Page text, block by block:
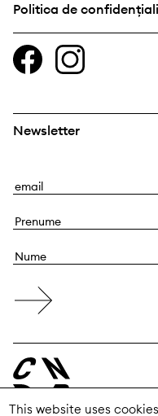
Politica de
Newsletter
E
a
l
P
e
u
e
N
m
This website uses